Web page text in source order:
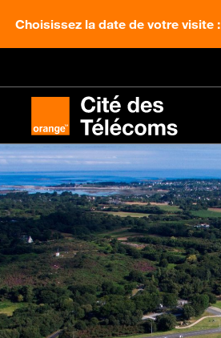
Choisissez la date de votre visite :